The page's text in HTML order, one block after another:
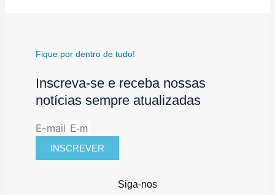
Fique por dentro de tudo!
Inscreva-se e receba nossas
notícias sempre atualizadas
E-mail
INSCREVER
Siga-nos